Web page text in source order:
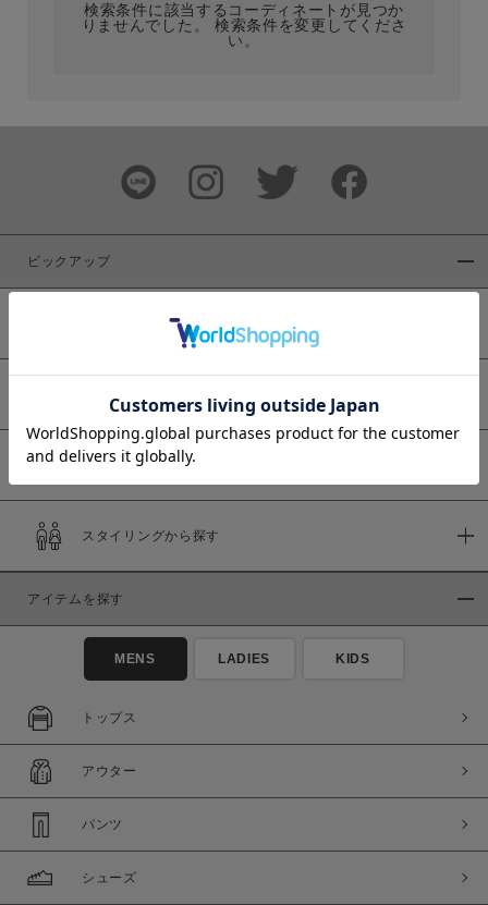
ブランド
商品タイプ
通常商品
セール価格
在庫
在庫あり
検索条件に該当するコーディネートが見つか
りませんでした。 検索条件を変更してくださ
い。
ピックアップ
予約商品
スタイリングから探す
アイテムを探す
MENS LADIES KIDS
トップス
アウター
パンツ
シューズ